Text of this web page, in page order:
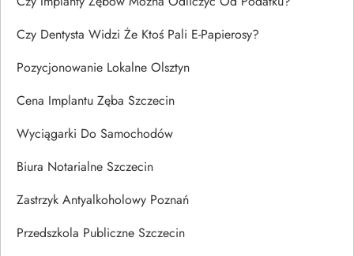
Czy Dentysta Widzi Że Ktoś Pali E-Papierosy?
Pozycjonowanie Lokalne Olsztyn
Cena Implantu Zęba Szczecin
Wyciągarki Do Samochodów
Biura Notarialne Szczecin
Zastrzyk Antyalkoholowy Poznań
Przedszkola Publiczne Szczecin